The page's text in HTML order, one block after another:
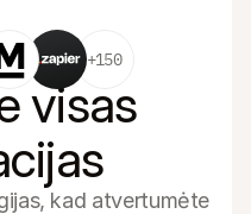
+150
visas
kad atvertumėte